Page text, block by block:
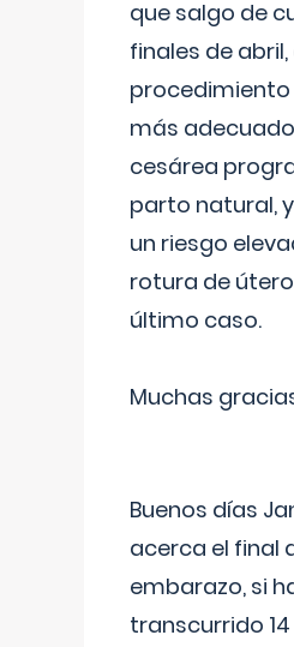
que salgo de
finales de
procedimiento
más
cesárea
parto natural,
un riesgo
rotura de
último caso.
Muchas
Buenos días
acerca el final
embarazo, si
transcurrido